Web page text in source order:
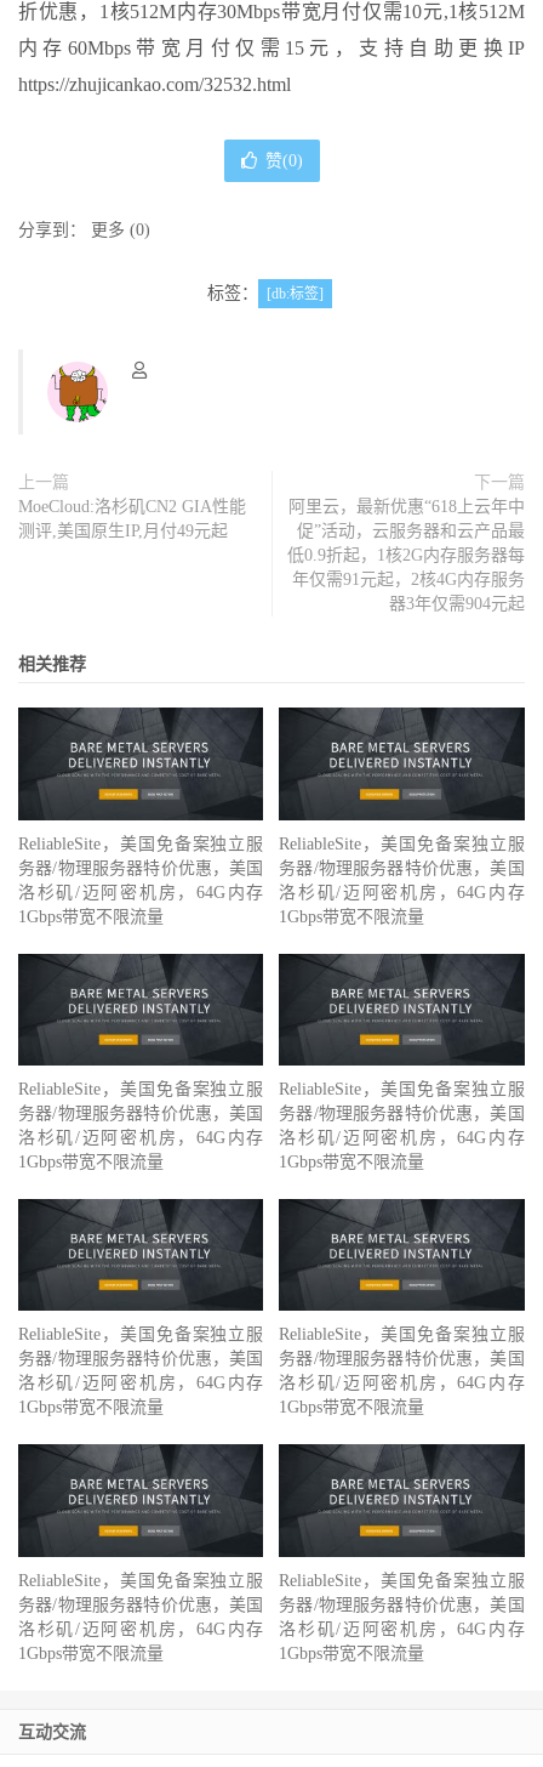
折优惠，1核512M内存30Mbps带宽月付仅需10元,1核512M
内存60Mbps带宽月付仅需15元，支持自助更换IP
https://zhujicankao.com/32532.html
赞(0)
分享到： 更多 (0)
标签： [db:标签]
上一篇
MoeCloud:洛杉矶CN2 GIA性能
测评,美国原生IP,月付49元起
下一篇
阿里云，最新优惠“618上云年中
促”活动，云服务器和云产品最
低0.9折起，1核2G内存服务器每
年仅需91元起，2核4G内存服务
器3年仅需904元起
相关推荐
ReliableSite，美国免备案独立服
务器/物理服务器特价优惠，美国
洛杉矶/迈阿密机房，64G内存
1Gbps带宽不限流量
ReliableSite，美国免备案独立服
务器/物理服务器特价优惠，美国
洛杉矶/迈阿密机房，64G内存
1Gbps带宽不限流量
ReliableSite，美国免备案独立服
务器/物理服务器特价优惠，美国
洛杉矶/迈阿密机房，64G内存
1Gbps带宽不限流量
ReliableSite，美国免备案独立服
务器/物理服务器特价优惠，美国
洛杉矶/迈阿密机房，64G内存
1Gbps带宽不限流量
ReliableSite，美国免备案独立服
务器/物理服务器特价优惠，美国
洛杉矶/迈阿密机房，64G内存
1Gbps带宽不限流量
ReliableSite，美国免备案独立服
务器/物理服务器特价优惠，美国
洛杉矶/迈阿密机房，64G内存
1Gbps带宽不限流量
ReliableSite，美国免备案独立服
务器/物理服务器特价优惠，美国
洛杉矶/迈阿密机房，64G内存
1Gbps带宽不限流量
ReliableSite，美国免备案独立服
务器/物理服务器特价优惠，美国
洛杉矶/迈阿密机房，64G内存
1Gbps带宽不限流量
互动交流